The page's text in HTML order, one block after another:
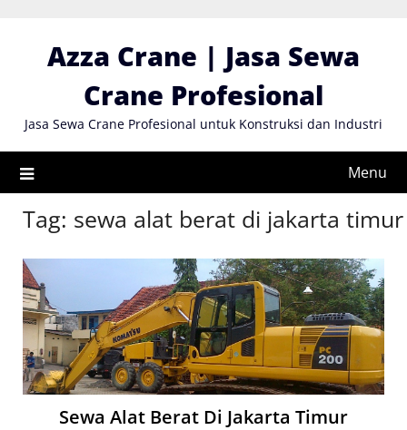
contentAzza Crane | Jasa Sewa
Crane Profesional
Jasa Sewa Crane Profesional untuk Konstruksi dan Industri
Menu
Tag: sewa alat berat di jakarta timur
Sewa Alat Berat Di Jakarta Timur